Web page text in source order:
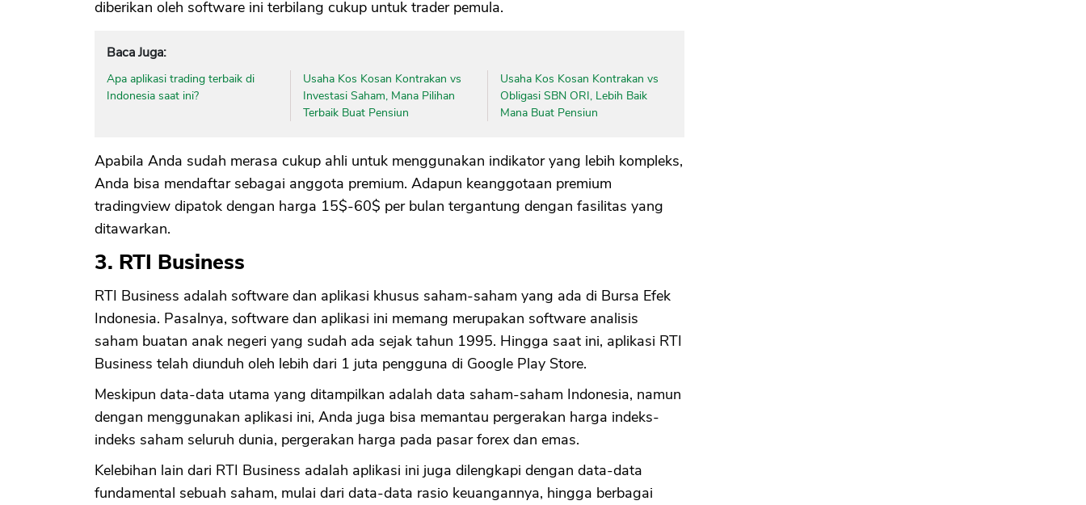
diberikan oleh software ini terbilang cukup untuk trader pemula.
Baca Juga:
Apa aplikasi trading terbaik di
Indonesia saat ini?
Usaha Kos Kosan Kontrakan vs
Investasi Saham, Mana Pilihan
Terbaik Buat Pensiun
Usaha Kos Kosan Kontrakan vs
Obligasi SBN ORI, Lebih Baik
Mana Buat Pensiun
Apabila Anda sudah merasa cukup ahli untuk menggunakan indikator yang lebih kompleks,
Anda bisa mendaftar sebagai anggota premium. Adapun keanggotaan premium
tradingview dipatok dengan harga 15$-60$ per bulan tergantung dengan fasilitas yang
ditawarkan.
3. RTI Business
RTI Business adalah software dan aplikasi khusus saham-saham yang ada di Bursa Efek
Indonesia. Pasalnya, software dan aplikasi ini memang merupakan software analisis
saham buatan anak negeri yang sudah ada sejak tahun 1995. Hingga saat ini, aplikasi RTI
Business telah diunduh oleh lebih dari 1 juta pengguna di Google Play Store.
Meskipun data-data utama yang ditampilkan adalah data saham-saham Indonesia, namun
dengan menggunakan aplikasi ini, Anda juga bisa memantau pergerakan harga indeks-
indeks saham seluruh dunia, pergerakan harga pada pasar forex dan emas.
Kelebihan lain dari RTI Business adalah aplikasi ini juga dilengkapi dengan data-data
fundamental sebuah saham, mulai dari data-data rasio keuangannya, hingga berbagai